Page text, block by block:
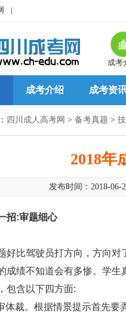
|
成考
成考介绍 成考资
四川成人高考网 > 备考真题 >
2018年
发布时间：2018-
招:审题细心
好比驾驶员打方向，方向对
成绩不知道会有多惨。学
包含以下四方面:
体裁。根据情景提示首先要